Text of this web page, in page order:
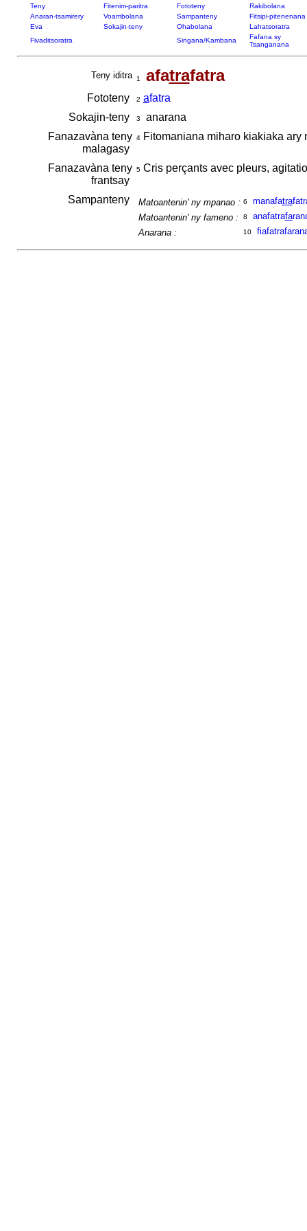
Teny Fitenim-paritra Fototeny
Rakibolana
Anaran-tsamirery
Voambolana Sampanteny
Fitsipi-pitenenana
Eva
Sokajin-teny Ohabolana
Lahatsoratra
Fivaditsoratra
Singana/Kambana
Fafana sy
Tsanganana
Teny iditra 1 afatrafatra
Fototeny 2 afatra
Sokajin-teny
3
anarana
Fanazavàna teny
malagasy
4Fitomaniana miharo kiakiaka ary
Fanazavàna teny
frantsay
5Cris perçants avec pleurs,
Sampanteny Matoantenin' ny mpanao : 6 manafatra
Matoantenin' ny fameno :
8 anafatrafa
Anarana :
10